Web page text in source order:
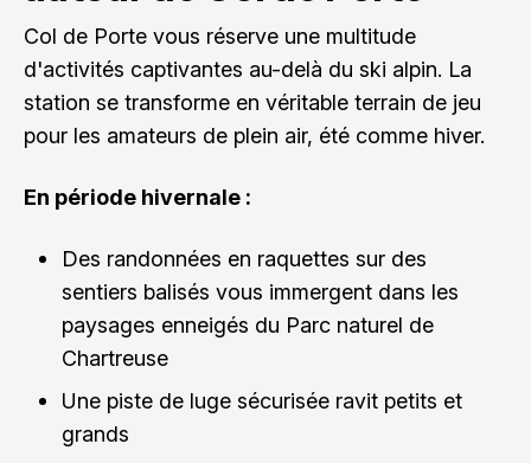
Col de Porte vous réserve une multitude
d'activités captivantes au-delà du ski alpin. La
station se transforme en véritable terrain de jeu
pour les amateurs de plein air, été comme hiver.
En période hivernale :
Des randonnées en raquettes sur des
sentiers balisés vous immergent dans les
paysages enneigés du Parc naturel de
Chartreuse
Une piste de luge sécurisée ravit petits et
grands